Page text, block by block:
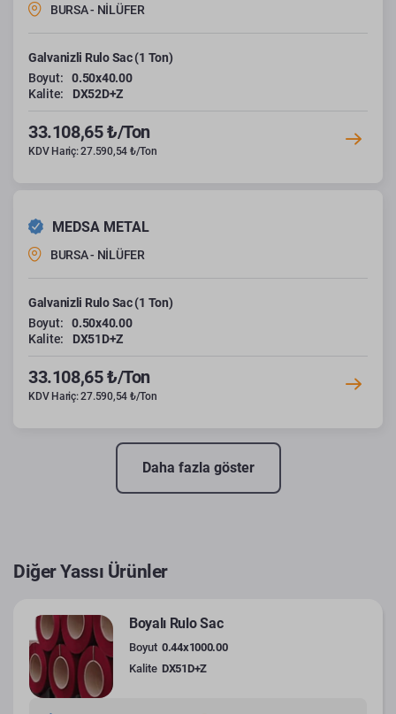
BURSA - NİLÜFER
Galvanizli Rulo Sac (1 Ton)
Boyut:
0.50x40.00
Kalite:
DX52D+Z
33.108,65 ₺/Ton
KDV Hariç: 27.590,54 ₺/Ton
MEDSA METAL
BURSA - NİLÜFER
Galvanizli Rulo Sac (1 Ton)
Boyut:
0.50x40.00
Kalite:
DX51D+Z
33.108,65 ₺/Ton
KDV Hariç: 27.590,54 ₺/Ton
Daha fazla göster
Diğer Yassı Ürünler
Boyalı Rulo Sac
Boyut 0.44x1000.00
Kalite DX51D+Z